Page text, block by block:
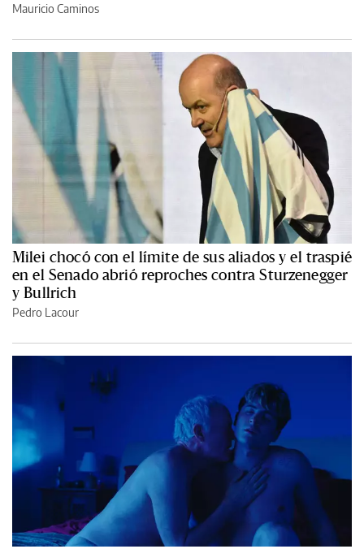
Mauricio Caminos
Milei chocó con el límite de sus aliados y el traspié
en el Senado abrió reproches contra Sturzenegger
y Bullrich
Pedro Lacour